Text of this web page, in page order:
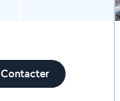
Contacter